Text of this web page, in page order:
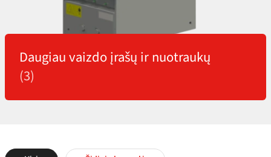
Daugiau vaizdo įrašų ir nuotraukų
(3)